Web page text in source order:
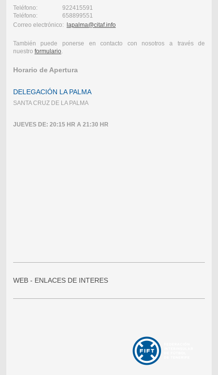
Teléfono: 922415591
Teléfono: 658899551
Correo electrónico:
lapalma@citaf.info
También puede ponerse en contacto con nosotros a través de
nuestro formulario.
Horario de Apertura
DELEGACIÓN LA PALMA
SANTA CRUZ DE LA PALMA
JUEVES DE: 20:15 HR A 21:30 HR
WEB - ENLACES DE INTERES